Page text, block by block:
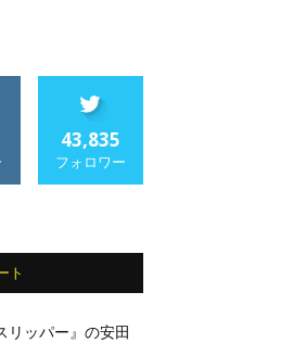
43,835
フォロワー
ト
リッパー』の安田